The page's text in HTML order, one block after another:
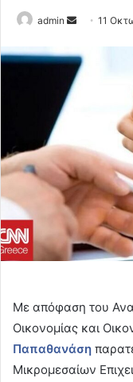
admin
Send
email
11
Με απόφαση του
Οικονομίας και
Παπαθανάση
Μικρομεσαίων